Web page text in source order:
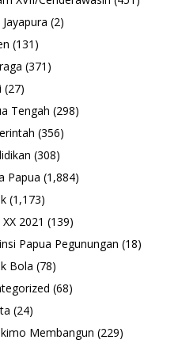
(2)
(131)
(371)
(27)
Tengah (298)
(356)
(308)
Papua (1,884)
(1,173)
2021 (139)
Papua Pegunungan (18)
Bola (78)
(68)
(24)
Membangun (229)